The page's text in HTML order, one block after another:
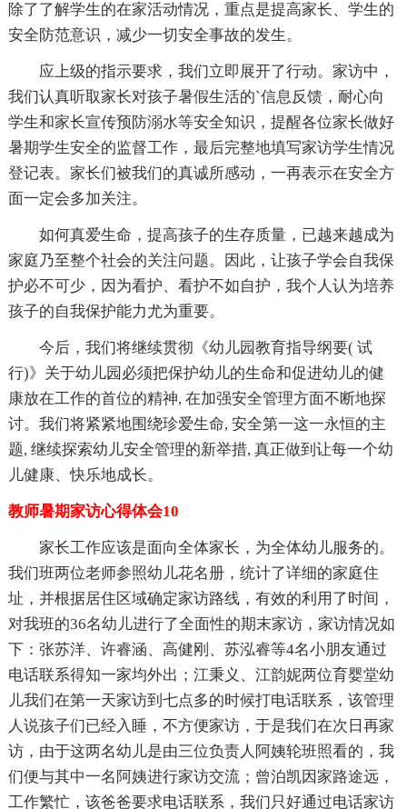
除了了解学生的在家活动情况，重点是提高家长、学生的
安全防范意识，减少一切安全事故的发生。
应上级的指示要求，我们立即展开了行动。家访中，
我们认真听取家长对孩子暑假生活的`信息反馈，耐心向
学生和家长宣传预防溺水等安全知识，提醒各位家长做好
暑期学生安全的监督工作，最后完整地填写家访学生情况
登记表。家长们被我们的真诚所感动，一再表示在安全方
面一定会多加关注。
如何真爱生命，提高孩子的生存质量，已越来越成为
家庭乃至整个社会的关注问题。因此，让孩子学会自我保
护必不可少，因为看护、看护不如自护，我个人认为培养
孩子的自我保护能力尤为重要。
今后，我们将继续贯彻《幼儿园教育指导纲要( 试
行)》关于幼儿园必须把保护幼儿的生命和促进幼儿的健
康放在工作的首位的精神, 在加强安全管理方面不断地探
讨。我们将紧紧地围绕珍爱生命, 安全第一这一永恒的主
题, 继续探索幼儿安全管理的新举措, 真正做到让每一个幼
儿健康、快乐地成长。
教师暑期家访心得体会10
家长工作应该是面向全体家长，为全体幼儿服务的。
我们班两位老师参照幼儿花名册，统计了详细的家庭住
址，并根据居住区域确定家访路线，有效的利用了时间，
对我班的36名幼儿进行了全面性的期末家访，家访情况如
下：张苏洋、许睿涵、高健刚、苏泓睿等4名小朋友通过
电话联系得知一家均外出；江秉义、江韵妮两位育婴堂幼
儿我们在第一天家访到七点多的时候打电话联系，该管理
人说孩子们已经入睡，不方便家访，于是我们在次日再家
访，由于这两名幼儿是由三位负责人阿姨轮班照看的，我
们便与其中一名阿姨进行家访交流；曾泊凯因家路途远，
工作繁忙，该爸爸要求电话联系，我们只好通过电话家访